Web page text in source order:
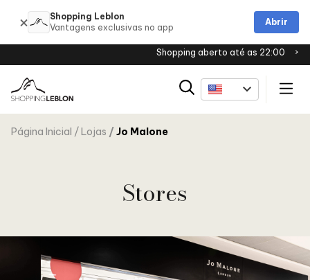
Shopping aberto até as 22:00
Página Inicial Lojas Jo Malone
Stores
Shopping Leblon
Abrir